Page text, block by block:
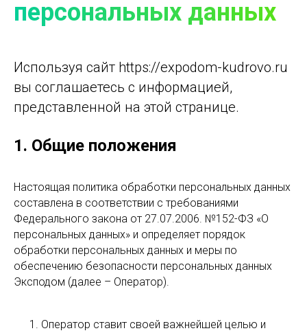
персональных данных
Используя сайт https://expodom-kudrovo.ru
вы соглашаетесь с информацией,
представленной на этой странице.
1. Общие положения
Настоящая политика обработки персональных данных
составлена в соответствии с требованиями
Федерального закона от 27.07.2006. №152-ФЗ «О
персональных данных» и определяет порядок
обработки персональных данных и меры по
обеспечению безопасности персональных данных
Эксподом (далее – Оператор).
Оператор ставит своей важнейшей целью и